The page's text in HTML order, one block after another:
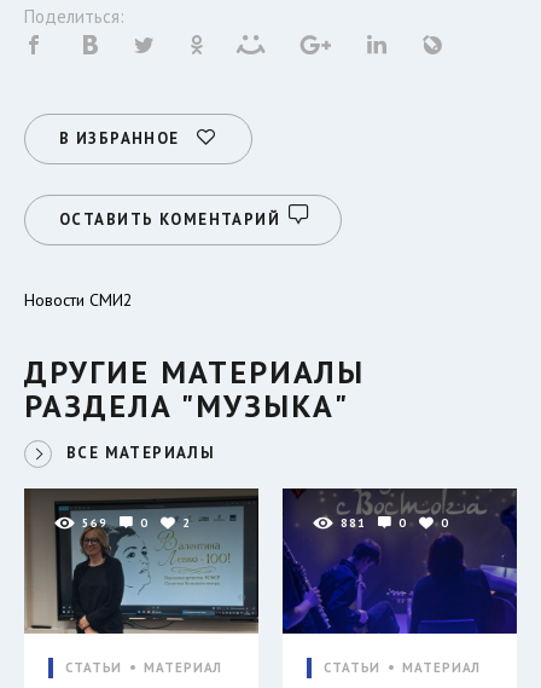
Поделиться:
В ИЗБРАННОЕ
ОСТАВИТЬ КОМЕНТАРИЙ
Новости СМИ2
ДРУГИЕ МАТЕРИАЛЫ
РАЗДЕЛА "МУЗЫКА"
ВСЕ МАТЕРИАЛЫ
569 0 2
СТАТЬИ МАТЕРИАЛ
881 0 0
СТАТЬИ МАТЕРИАЛ